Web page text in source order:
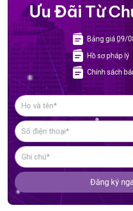
Ưu Đãi Từ
Bảng giá 09/
Hồ sơ pháp lý
Chính sách
Đăng ký